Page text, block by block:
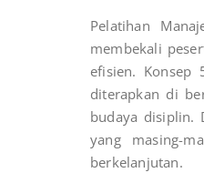
Pelatihan
membekali
efisien. Konsep
diterapkan di
budaya disiplin.
yang masing-
berkelanjutan.